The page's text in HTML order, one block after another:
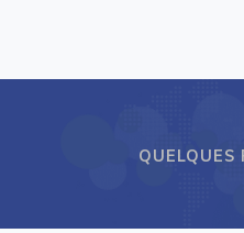
QUELQUES